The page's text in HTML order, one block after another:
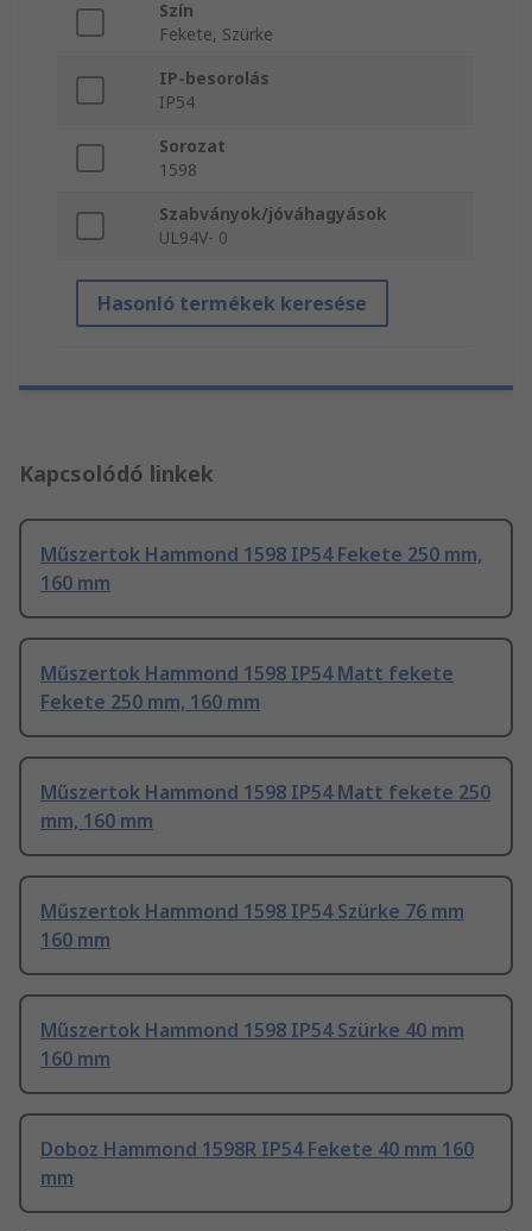
Szín
Fekete, Szürke
IP-besorolás
IP54
Sorozat
1598
Szabványok/jóváhagyások
UL94V- 0
Hasonló termékek keresése
Kapcsolódó linkek
Műszertok Hammond 1598 IP54 Fekete 250 mm,
160 mm
Műszertok Hammond 1598 IP54 Matt fekete
Fekete 250 mm, 160 mm
Műszertok Hammond 1598 IP54 Matt fekete 250
mm, 160 mm
Műszertok Hammond 1598 IP54 Szürke 76 mm
160 mm
Műszertok Hammond 1598 IP54 Szürke 40 mm
160 mm
Doboz Hammond 1598R IP54 Fekete 40 mm 160
mm